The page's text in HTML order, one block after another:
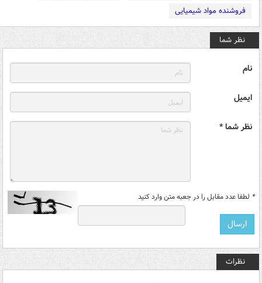
فروشنده مواد شیمیایی
نظر شما
نام
ایمیل
نظر شما *
* لطفا عدد مقابل را در جعبه متن وارد کنید
نظرات